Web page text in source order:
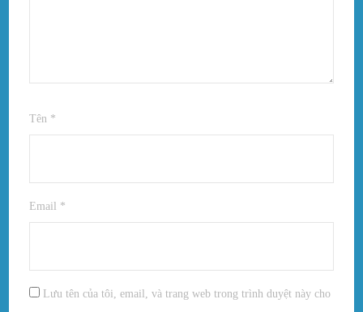
Tên *
Email *
Lưu tên của tôi, email, và trang web trong trình duyệt này cho